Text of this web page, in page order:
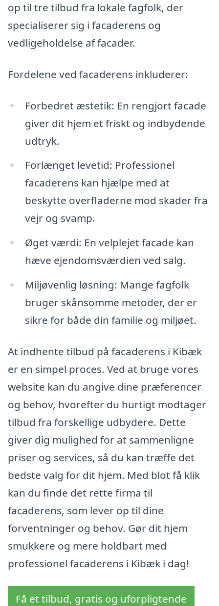
op til tre tilbud fra lokale fagfolk, der
specialiserer sig i facaderens og
vedligeholdelse af facader.
Fordelene ved facaderens inkluderer:
Forbedret æstetik: En rengjort facade
giver dit hjem et friskt og indbydende
udtryk.
Forlænget levetid: Professionel
facaderens kan hjælpe med at
beskytte overfladerne mod skader fra
vejr og svamp.
Øget værdi: En velplejet facade kan
hæve ejendomsværdien ved salg.
Miljøvenlig løsning: Mange fagfolk
bruger skånsomme metoder, der er
sikre for både din familie og miljøet.
At indhente tilbud på facaderens i Kibæk
er en simpel proces. Ved at bruge vores
website kan du angive dine præferencer
og behov, hvorefter du hurtigt modtager
tilbud fra forskellige udbydere. Dette
giver dig mulighed for at sammenligne
priser og services, så du kan træffe det
bedste valg for dit hjem. Med blot få klik
kan du finde det rette firma til
facaderens, som lever op til dine
forventninger og behov. Gør dit hjem
smukkere og mere holdbart med
professionel facaderens i Kibæk i dag!
Få et tilbud, gratis og uforpligtende